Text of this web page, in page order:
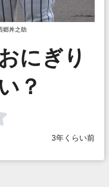
郷丼之助
にぎり
？
3年くらい前